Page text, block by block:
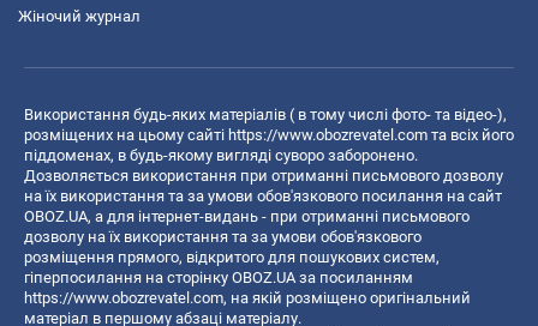
Жіночий журнал
Використання будь-яких матеріалів ( в тому числі фото- та відео-),
розміщених на цьому сайті https://www.obozrevatel.com та всіх його
піддоменах, в будь-якому вигляді суворо заборонено.
Дозволяється використання при отриманні письмового дозволу
на їх використання та за умови обов'язкового посилання на сайт
OBOZ.UA, а для інтернет-видань - при отриманні письмового
дозволу на їх використання та за умови обов'язкового
розміщення прямого, відкритого для пошукових систем,
гіперпосилання на сторінку OBOZ.UA за посиланням
https://www.obozrevatel.com, на якій розміщено оригінальний
матеріал в першому абзаці матеріалу.